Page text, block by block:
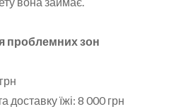
проблемних зон
доставку їжі: 8 000 грн